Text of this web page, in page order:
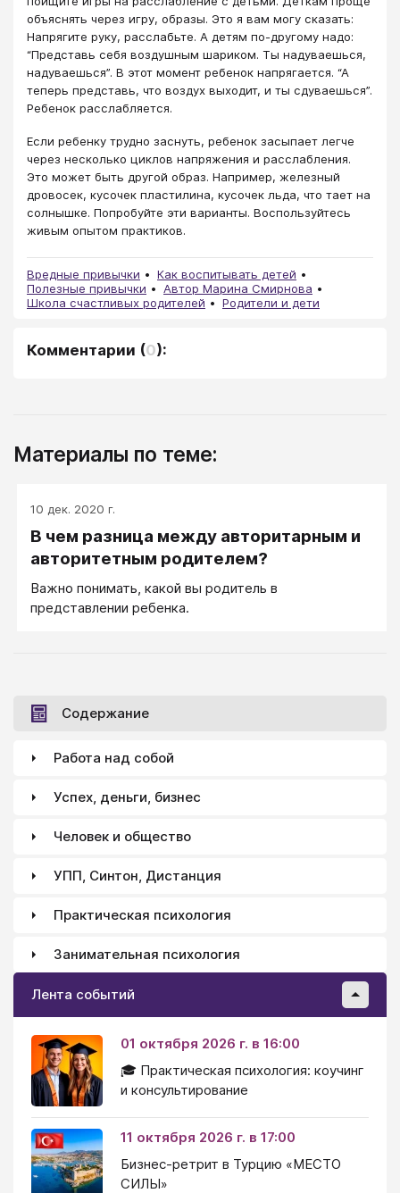
объяснять через игру, образы. Это я вам могу сказать:
Напрягите руку, расслабьте. А детям по-другому надо:
“Представь себя воздушным шариком. Ты надуваешься,
надуваешься”. В этот момент ребенок напрягается. “А
теперь представь, что воздух выходит, и ты сдуваешься”.
Ребенок расслабляется.
Если ребенку трудно заснуть, ребенок засыпает легче
через несколько циклов напряжения и расслабления.
Это может быть другой образ. Например, железный
дровосек, кусочек пластилина, кусочек льда, что тает на
солнышке. Попробуйте эти варианты. Воспользуйтесь
живым опытом практиков.
Вредные привычки
Как воспитывать детей
Полезные привычки
Автор Марина Смирнова
Школа счастливых родителей
Родители и дети
Комментарии (0):
Материалы по теме:
10 дек. 2020 г.
В чем разница между авторитарным и
авторитетным родителем?
Важно понимать, какой вы родитель в
представлении ребенка.
Содержание
Работа над собой
Успех, деньги, бизнес
Человек и общество
УПП, Синтон, Дистанция
Практическая психология
Занимательная психология
Лента событий
01 октября 2026 г. в 16:00
🎓 Практическая психология: коучинг
и консультирование
11 октября 2026 г. в 17:00
Бизнес-ретрит в Турцию «МЕСТО
СИЛЫ»